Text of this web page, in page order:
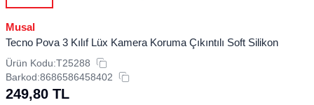
Musal
Tecno Pova 3 Kılıf Lüx Kamera Koruma Çıkıntılı Soft Silikon
Ürün Kodu:T25288
Barkod:8686586458402
249,80 TL